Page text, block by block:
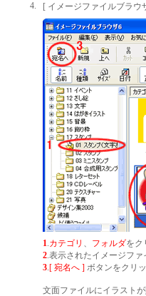
4.
[ イメージファイルブラウ
1.カテゴリ 、 フォルダをク
2.表示されたイメージフ
3.[ 宛名へ ] ボタンをクリ
文面ファイルにイラストが